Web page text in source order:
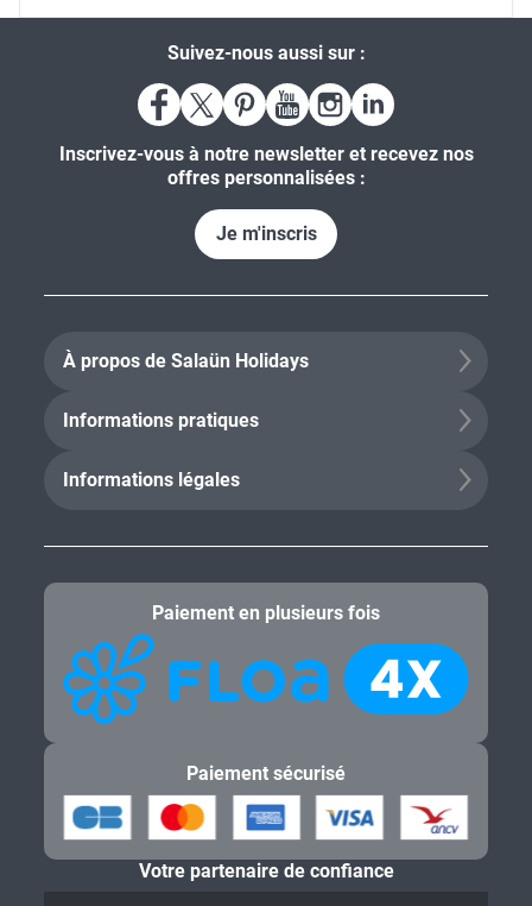
Suivez-nous aussi sur :
Inscrivez-vous à notre newsletter et recevez nos
offres personnalisées :
Je m'inscris
À propos de Salaün Holidays
Informations pratiques
Informations légales
Paiement en plusieurs fois
Paiement sécurisé
Votre partenaire de confiance